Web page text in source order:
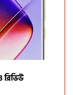
রিভিউ